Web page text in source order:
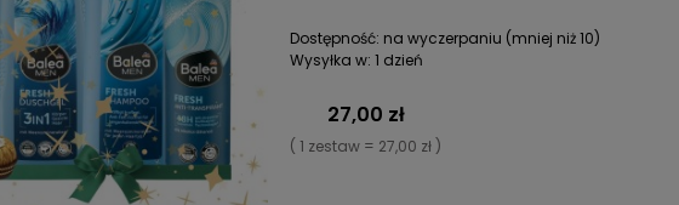
Dostępność: na wyczerpaniu (mniej niż 10)
Wysyłka w: 1 dzień
27,00 zł
( 1 zestaw = 27,00 zł )